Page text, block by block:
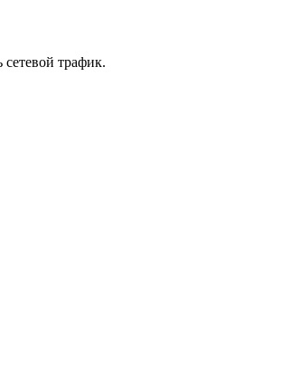
трафик.